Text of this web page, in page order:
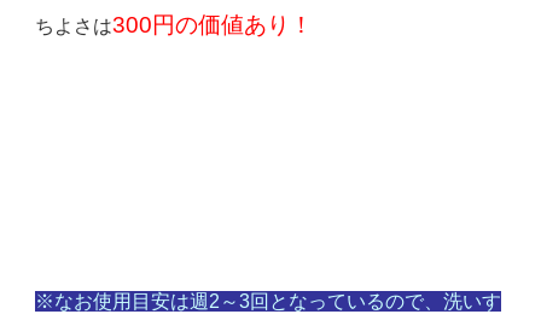
ちよさは300円の価値あり！
※なお使用目安は週2～3回となっているので、洗いす